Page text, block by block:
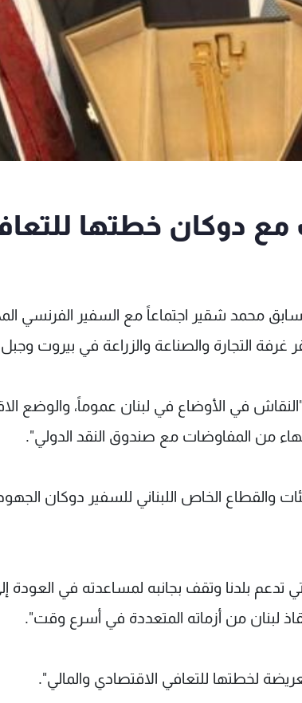
مع دوكان خطتها
السابق محمد شقير اجتماعاً مع السفير الفرنسي
التجارة والصناعة والزراعة في بيروت وجبل
في الأوضاع في لبنان عموماً، والوضع
من المفاوضات مع صندوق النقد الدولي".
والقطاع الخاص اللبناني للسفير دوكان الجهود
تدعم بلدنا وتقف بجانبه لمساعدته في العودة
لبنان من أزماته المتعددة في أسرع وقت".
لخطتها للتعافي الاقتصادي والمالي".